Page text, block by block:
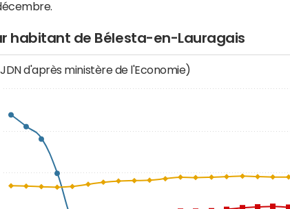
habitant de Bélesta-en-Lauragais
d'après ministère de l'Economie)